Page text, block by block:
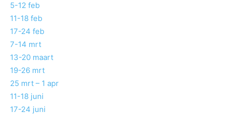
5-12 feb
11-18 feb
17-24 feb
7-14 mrt
13-20 maart
19-26 mrt
25 mrt – 1 apr
11-18 juni
17-24 juni